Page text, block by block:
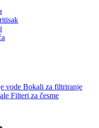
vode Bokali za filtriranje
Filteri za česme